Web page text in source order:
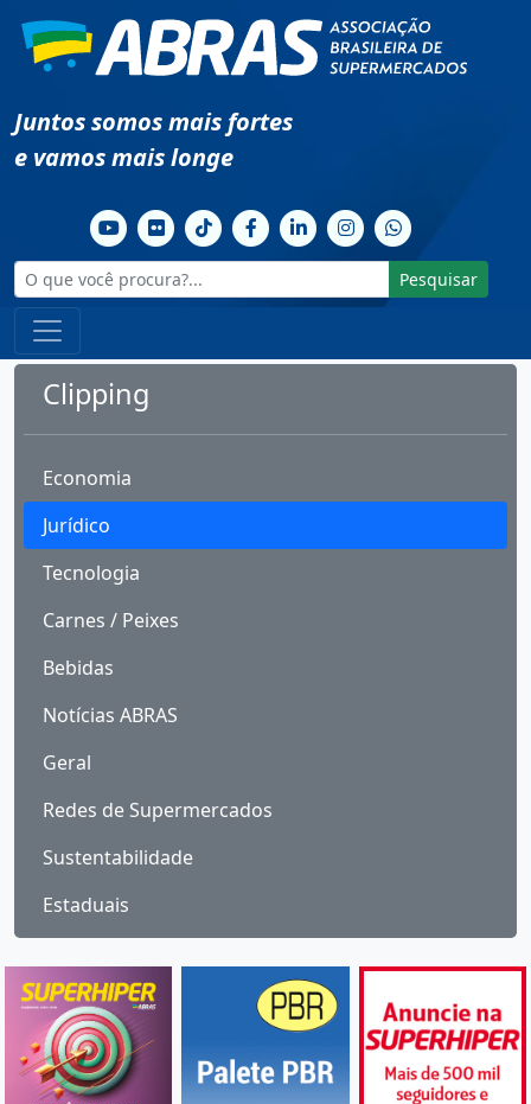
Juntos somos mais fortes
e vamos mais longe
Pesquisar
Clipping
Economia
Jurídico
Tecnologia
Carnes / Peixes
Bebidas
Notícias ABRAS
Geral
Redes de Supermercados
Sustentabilidade
Estaduais